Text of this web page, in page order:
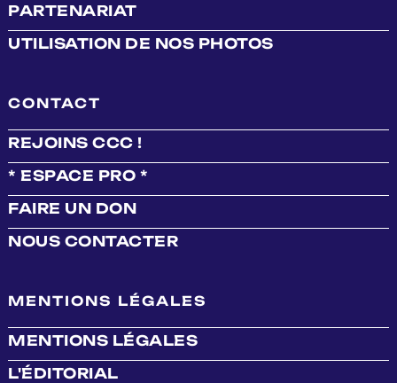
PARTENARIAT
UTILISATION DE NOS PHOTOS
CONTACT
REJOINS CCC !
* ESPACE PRO *
FAIRE UN DON
NOUS CONTACTER
MENTIONS LÉGALES
MENTIONS LÉGALES
L'ÉDITORIAL